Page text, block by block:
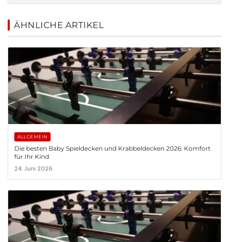
ÄHNLICHE ARTIKEL
ALLGEMEIN
Die besten Baby Spieldecken und Krabbeldecken 2026: Komfort
für Ihr Kind
24. Juni 2026